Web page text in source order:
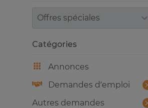
Trier par
Catégories
Annonces
Demandes d’emploi
Autres demandes